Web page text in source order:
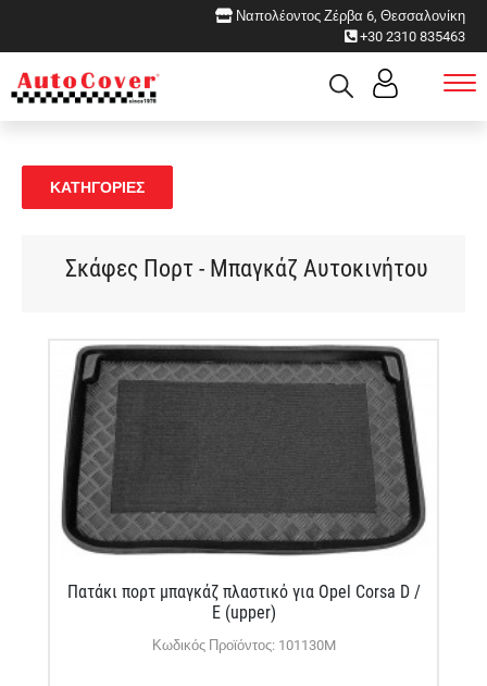
Ναπολέοντος Ζέρβα 6, Θεσσαλονίκη
+30 2310 835463
ΚΑΤΗΓΟΡΙΕΣ
Σκάφες Πορτ - Μπαγκάζ Αυτοκινήτου
Πατάκι πορτ μπαγκάζ πλαστικό για Opel Corsa D /
E (upper)
Κωδικός Προϊόντος: 101130M